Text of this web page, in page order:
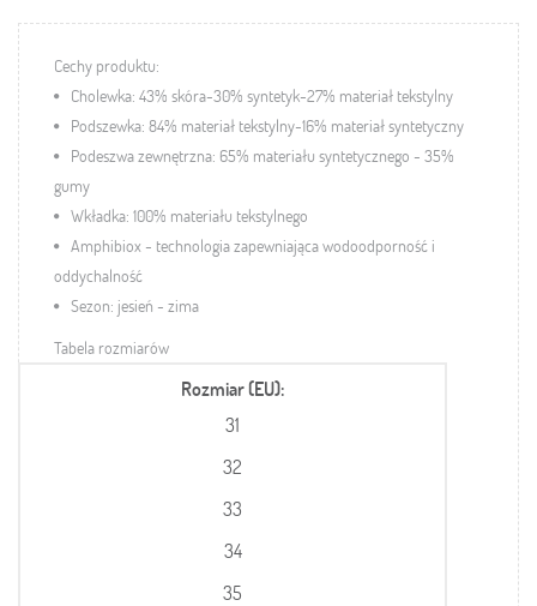
Cechy produktu:
Cholewka: 43% skóra-30% syntetyk-27% materiał tekstylny
Podszewka: 84% materiał tekstylny-16% materiał syntetyczny
Podeszwa zewnętrzna: 65% materiału syntetycznego - 35%
gumy
Wkładka: 100% materiału tekstylnego
Amphibiox - technologia zapewniająca wodoodporność i
oddychalność
Sezon: jesień - zima
Tabela rozmiarów
Rozmiar (EU)
31
32
33
34
35